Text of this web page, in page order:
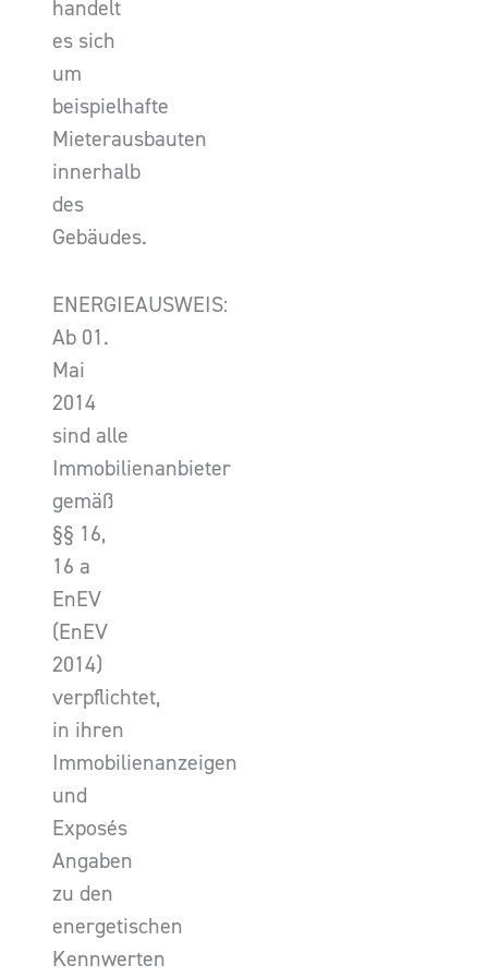
handelt
es sich
um
beispielhafte
Mieterausbauten
innerhalb
des
Gebäudes.
ENERGIEAUSWEIS:
Ab 01.
Mai
2014
sind alle
Immobilienanbieter
gemäß
§§ 16,
16 a
EnEV
(EnEV
2014)
verpflichtet,
in ihren
Immobilienanzeigen
und
Exposés
Angaben
zu den
energetischen
Kennwerten